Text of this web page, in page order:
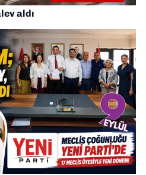
aldı